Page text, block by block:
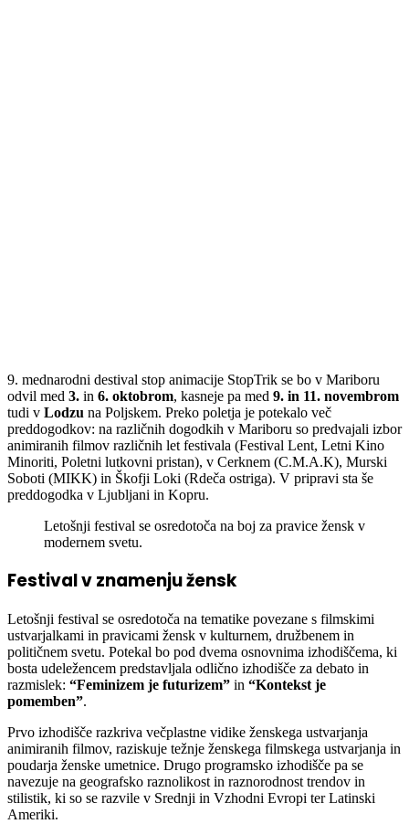
9. mednarodni destival stop animacije StopTrik se bo v Mariboru
odvil med 3. in 6. oktobrom, kasneje pa med 9. in 11. novembrom
tudi v Lodzu na Poljskem. Preko poletja je potekalo več
preddogodkov: na različnih dogodkih v Mariboru so predvajali izbor
animiranih filmov različnih let festivala (Festival Lent, Letni Kino
Minoriti, Poletni lutkovni pristan), v Cerknem (C.M.A.K), Murski
Soboti (MIKK) in Škofji Loki (Rdeča ostriga). V pripravi sta še
preddogodka v Ljubljani in Kopru.
Letošnji festival se osredotoča na boj za pravice žensk v
modernem svetu.
Festival v znamenju žensk
Letošnji festival se osredotoča na tematike povezane s filmskimi
ustvarjalkami in pravicami žensk v kulturnem, družbenem in
političnem svetu. Potekal bo pod dvema osnovnima izhodiščema, ki
bosta udeležencem predstavljala odlično izhodišče za debato in
razmislek: “Feminizem je futurizem” in “Kontekst je
pomemben”.
Prvo izhodišče razkriva večplastne vidike ženskega ustvarjanja
animiranih filmov, raziskuje težnje ženskega filmskega ustvarjanja in
poudarja ženske umetnice. Drugo programsko izhodišče pa se
navezuje na geografsko raznolikost in raznorodnost trendov in
stilistik, ki so se razvile v Srednji in Vzhodni Evropi ter Latinski
Ameriki.